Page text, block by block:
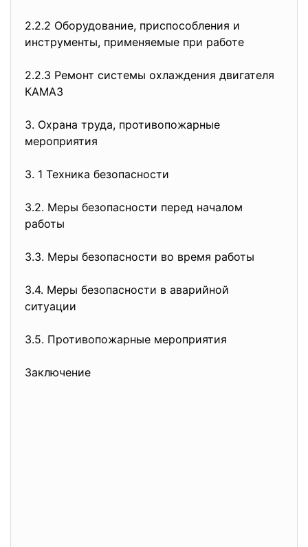
2.2.2 Оборудование, приспособления и
инструменты, применяемые при работе
2.2.3 Ремонт системы охлаждения двигателя
КАМАЗ
3. Охрана труда, противопожарные
мероприятия
3. 1 Техника безопасности
3.2. Меры безопасности перед началом
работы
3.3. Меры безопасности во время работы
3.4. Меры безопасности в аварийной
ситуации
3.5. Противопожарные мероприятия
Заключение